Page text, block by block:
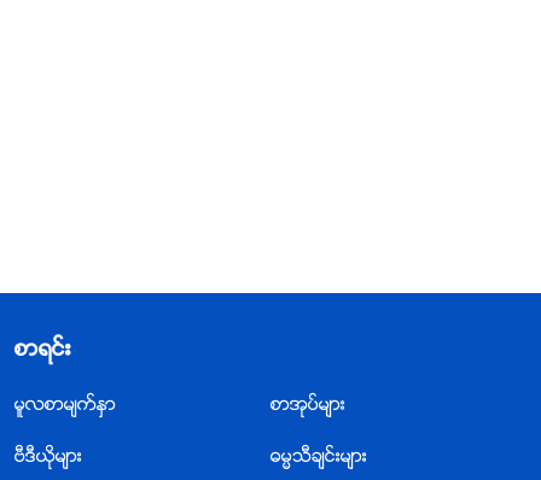
စာရင္း
မူလစာမ်က္ႏွာ စာအုပ္မ်ား
ဗီဒီယိုမ်ား ဓမၼသီခ်င္းမ်ား